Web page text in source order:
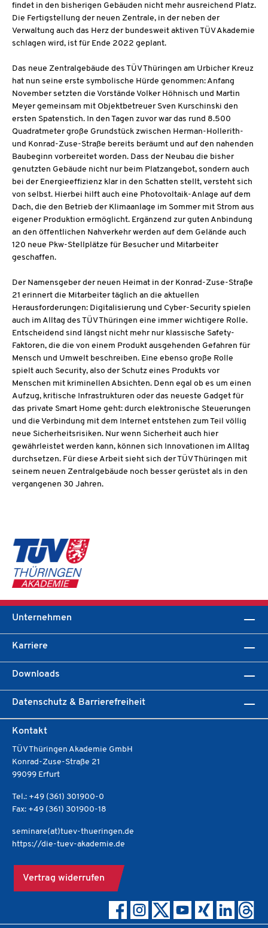
findet in den bisherigen Gebäuden nicht mehr ausreichend Platz.
Die Fertigstellung der neuen Zentrale, in der neben der
Verwaltung auch das Herz der bundesweit aktiven TÜV Akademie
schlagen wird, ist für Ende 2022 geplant.
Das neue Zentralgebäude des TÜV Thüringen am Urbicher Kreuz
hat nun seine erste symbolische Hürde genommen: Anfang
November setzten die Vorstände Volker Höhnisch und Martin
Meyer gemeinsam mit Objektbetreuer Sven Kurschinski den
ersten Spatenstich. In den Tagen zuvor war das rund 8.500
Quadratmeter große Grundstück zwischen Herman-Hollerith-
und Konrad-Zuse-Straße bereits beräumt und auf den nahenden
Baubeginn vorbereitet worden. Dass der Neubau die bisher
genutzten Gebäude nicht nur beim Platzangebot, sondern auch
bei der Energieeffizienz klar in den Schatten stellt, versteht sich
von selbst. Hierbei hilft auch eine Photovoltaik-Anlage auf dem
Dach, die den Betrieb der Klimaanlage im Sommer mit Strom aus
eigener Produktion ermöglicht. Ergänzend zur guten Anbindung
an den öffentlichen Nahverkehr werden auf dem Gelände auch
120 neue Pkw-Stellplätze für Besucher und Mitarbeiter
geschaffen.
Der Namensgeber der neuen Heimat in der Konrad-Zuse-Straße
21 erinnert die Mitarbeiter täglich an die aktuellen
Herausforderungen: Digitalisierung und Cyber-Security spielen
auch im Alltag des TÜV Thüringen eine immer wichtigere Rolle.
Entscheidend sind längst nicht mehr nur klassische Safety-
Faktoren, die die von einem Produkt ausgehenden Gefahren für
Mensch und Umwelt beschreiben. Eine ebenso große Rolle
spielt auch Security, also der Schutz eines Produkts vor
Menschen mit kriminellen Absichten. Denn egal ob es um einen
Aufzug, kritische Infrastrukturen oder das neueste Gadget für
das private Smart Home geht: durch elektronische Steuerungen
und die Verbindung mit dem Internet entstehen zum Teil völlig
neue Sicherheitsrisiken. Nur wenn Sicherheit auch hier
gewährleistet werden kann, können sich Innovationen im Alltag
durchsetzen. Für diese Arbeit sieht sich der TÜV Thüringen mit
seinem neuen Zentralgebäude noch besser gerüstet als in den
vergangenen 30 Jahren.
Unternehmen
Karriere
Downloads
Datenschutz & Barrierefreiheit
Kontakt
TÜV Thüringen Akademie GmbH
Konrad-Zuse-Straße 21
99099 Erfurt
Tel.: +49 (361) 301900-0
Fax: +49 (361) 301900-18
seminare(at)tuev-thueringen.de
https://die-tuev-akademie.de
Vertrag widerrufen